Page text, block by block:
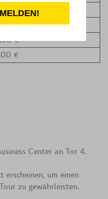
€
€
€
€
Center an Tor 4.
um einen
zu gewährleisten.